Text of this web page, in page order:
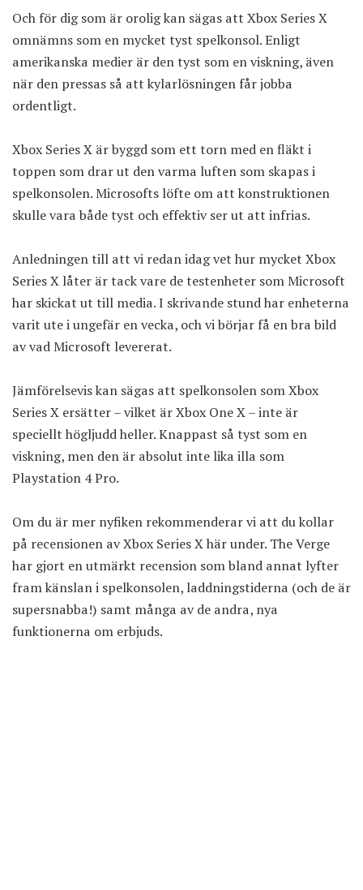
Och för dig som är orolig kan sägas att Xbox Series X
omnämns som en mycket tyst spelkonsol. Enligt
amerikanska medier är den tyst som en viskning, även
när den pressas så att kylarlösningen får jobba
ordentligt.
Xbox Series X är byggd som ett torn med en fläkt i
toppen som drar ut den varma luften som skapas i
spelkonsolen. Microsofts löfte om att konstruktionen
skulle vara både tyst och effektiv ser ut att infrias.
Anledningen till att vi redan idag vet hur mycket Xbox
Series X låter är tack vare de testenheter som Microsoft
har skickat ut till media. I skrivande stund har enheterna
varit ute i ungefär en vecka, och vi börjar få en bra bild
av vad Microsoft levererat.
Jämförelsevis kan sägas att spelkonsolen som Xbox
Series X ersätter – vilket är Xbox One X – inte är
speciellt högljudd heller. Knappast så tyst som en
viskning, men den är absolut inte lika illa som
Playstation 4 Pro.
Om du är mer nyfiken rekommenderar vi att du kollar
på recensionen av Xbox Series X här under. The Verge
har gjort en utmärkt recension som bland annat lyfter
fram känslan i spelkonsolen, laddningstiderna (och de är
supersnabba!) samt många av de andra, nya
funktionerna om erbjuds.